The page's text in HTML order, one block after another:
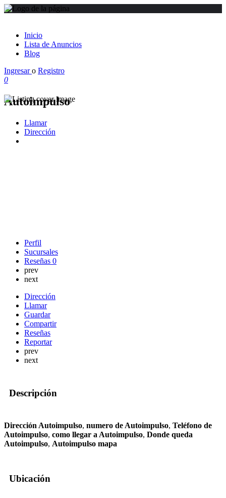
Inicio
Lista de Anuncios
Blog
Ingresaro Registro
0
Autoimpulso
Llamar
Dirección
Perfil
Sucursales
Reseñas 0
prev
next
Dirección
Llamar
Guardar
Compartir
Reseñas
Reportar
prev
next
Descripción
Dirección Autoimpulso, numero de Autoimpulso, Teléfono de
Autoimpulso, como llegar a Autoimpulso, Donde queda
Autoimpulso, Autoimpulso mapa
Ubicación